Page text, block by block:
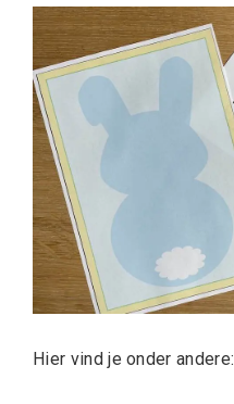
Hier vind je onder andere: